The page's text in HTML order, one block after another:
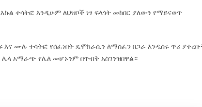
ተሳትፎ እንዲሁም ለህዝቦች ነፃ ፍላጎት መከበር ያለውን የማይናወጥ
ሙሉ ተሳትፎ የሰፈነበት ዴሞክራሲን ለማስፈን በጋራ እንዲሰሩ ጥሪ
አማራጭ የሌለ መሆኑንም በጥብቅ አስገንዝበዋል።